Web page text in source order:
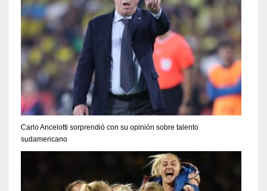
Carlo Ancelotti sorprendió con su opinión sobre talento
sudamericano